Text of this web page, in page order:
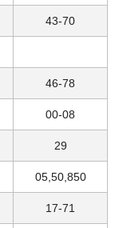
43-70
46-78
00-08
29
05,50,850
17-71